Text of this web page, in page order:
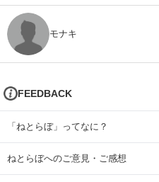
モナキ
FEEDBACK
「ねとらぼ」ってなに？
ねとらぼへのご意見・ご感想